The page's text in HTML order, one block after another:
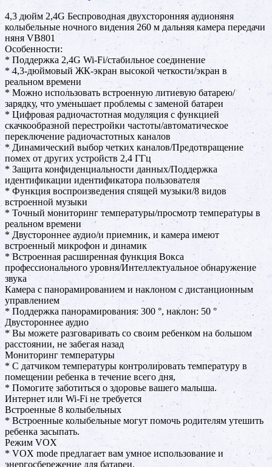
4,3 дюйм 2,4G Беспроводная двухсторонняя аудионяня
колыбельные ночного видения 260 м дальняя камера передачи
няня VB801
Особенности:
* Поддержка 2,4G Wi-Fi/стабильное соединение
* 4,3-дюймовый ЖК-экран высокой четкости/экран в
реальном времени
* Можно использовать встроенную литиевую батарею/
зарядку, что уменьшает проблемы с заменой батареи
* Цифровая радиочастотная модуляция с функцией
скачкообразной перестройки частоты/автоматическое
переключение радиочастотных каналов
* Динамический выбор четких каналов/Предотвращение
помех от других устройств 2,4 ГГц
* Защита конфиденциальности данных/Поддержка
идентификации идентификатора пользователя
* Функция воспроизведения спящей музыки/8 видов
встроенной музыки
* Точный мониторинг температуры/просмотр температуры в
реальном времени
* Двустороннее аудио/и приемник, и камера имеют
встроенный микрофон и динамик
* Встроенная расширенная функция Вокса
профессионального уровня/Интеллектуальное обнаружение
звука
Камера с панорамированием и наклоном с дистанционным
управлением
* Поддержка панорамирования: 300 °, наклон: 50 °
Двустороннее аудио
* Вы можете разговаривать со своим ребенком на большом
расстоянии, не забегая назад
Мониторинг температуры
* С датчиком температуры контролировать температуру в
помещении ребенка в течение всего дня,
* Помогите заботиться о здоровье вашего малыша.
Интернет или Wi-Fi не требуется
Встроенные 8 колыбельных
* Встроенные колыбельные могут помочь родителям утешить
ребенка засыпать.
Режим VOX
* VOX mode предлагает вам умное использование и
энергосбережение для батареи.